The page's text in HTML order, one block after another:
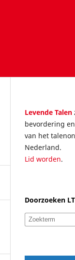
Levende Talen
bevordering
van het
Nederland.
Lid worden.
Doorzoeken